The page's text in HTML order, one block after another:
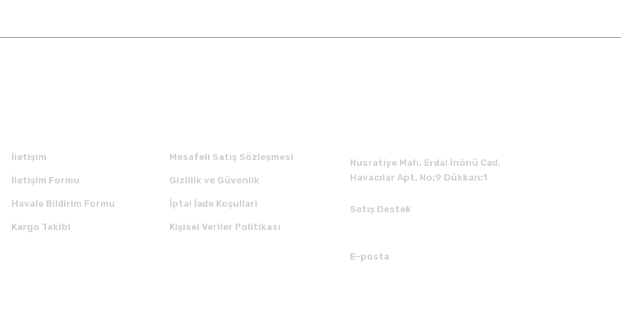
İletişim
İletişim Formu
Havale Bildirim Formu
Kargo Takibi
Mesafeli Satış Sözleşmesi
Gizlilik ve Güvenlik
İptal İade Koşullari
Kişisel Veriler Politikası
Nusratiye Mah. Erdal İnönü Cad.
Havacılar Apt. No:9 Dükkan:1
Satış Destek
E-posta